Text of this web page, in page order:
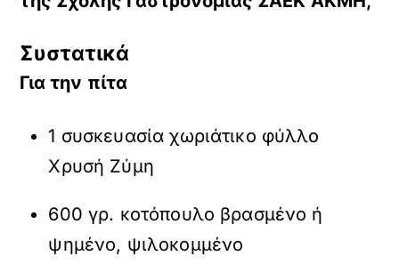
Συστατικά
Για την πίτα
1 συσκευασία χωριάτικο φύλλο
Χρυσή Ζύμη
600 γρ. κοτόπουλο βρασμένο ή
ψημένο, ψιλοκομμένο